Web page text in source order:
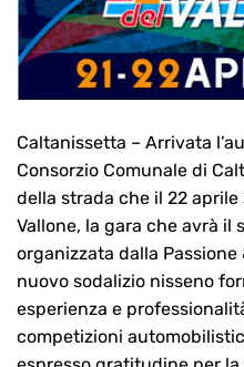
Caltanissetta – Arrivata
Consorzio Comunale di
della strada che il 22 aprile
Vallone, la gara che avrà il
organizzata dalla
nuovo sodalizio nisseno
esperienza e
competizioni